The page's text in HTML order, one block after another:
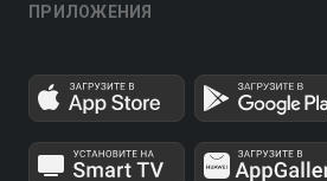
ПРИЛОЖЕНИЯ